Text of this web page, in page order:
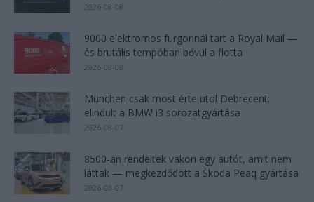
2026-08-08
9000 elektromos furgonnál tart a Royal Mail —
és brutális tempóban bővül a flotta
2026-08-08
München csak most érte utol Debrecent:
elindult a BMW i3 sorozatgyártása
2026-08-07
8500-an rendeltek vakon egy autót, amit nem
láttak — megkezdődött a Škoda Peaq gyártása
2026-08-07